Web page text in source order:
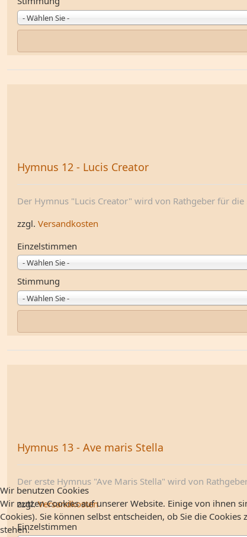
- Wählen Sie -
Hymnus 12 - Lucis Creator
Der Hymnus "Lucis Creator" wird von Rathgeber für die
zzgl. Versandkosten
Einzelstimmen
- Wählen Sie -
Stimmung
- Wählen Sie -
Hymnus 13 - Ave maris Stella
Der erste Hymnus "Ave Maris Stella" wird von
zzgl.Versandkosten
Einzelstimmen
Wir benutzen Cookies
Wir nutzen Cookies auf unserer Website. Einige von ihnen
Cookies). Sie können selbst entscheiden, ob Sie die
stehen.